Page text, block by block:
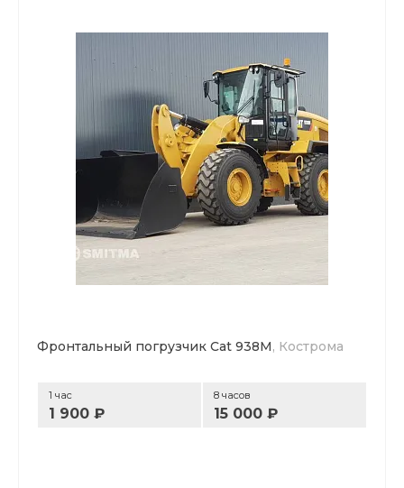
Фронтальный погрузчик Cat 938M, Кострома
1 час
1 900 ₽
8 часов
15 000 ₽